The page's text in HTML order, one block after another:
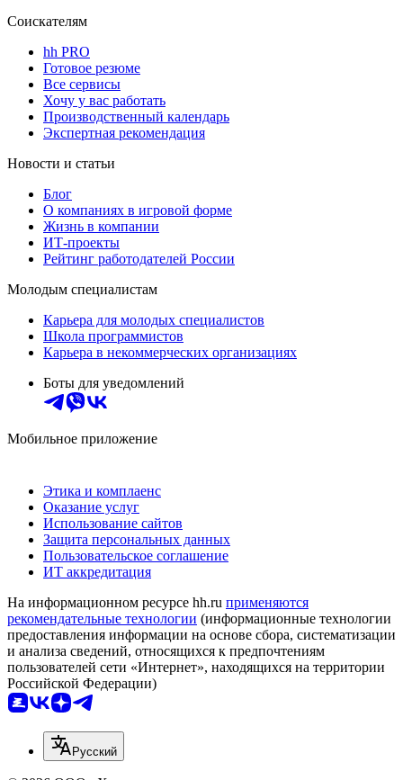
Соискателям
hh PRO
Готовое резюме
Все сервисы
Хочу у вас работать
Производственный календарь
Экспертная рекомендация
Новости и статьи
Блог
О компаниях в игровой форме
Жизнь в компании
ИТ-проекты
Рейтинг работодателей России
Молодым специалистам
Карьера для молодых специалистов
Школа программистов
Карьера в некоммерческих организациях
Боты для уведомлений
Мобильное приложение
Этика и комплаенс
Оказание услуг
Использование сайтов
Защита персональных данных
Пользовательское соглашение
ИТ аккредитация
На информационном ресурсе hh.ru применяются
рекомендательные технологии (информационные технологии
предоставления информации на основе сбора, систематизации
и анализа сведений, относящихся к предпочтениям
пользователей сети «Интернет», находящихся на территории
Российской Федерации)
Русский